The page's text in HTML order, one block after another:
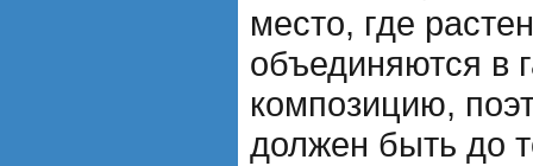
место, где
объединяются в
композицию,
должен быть до